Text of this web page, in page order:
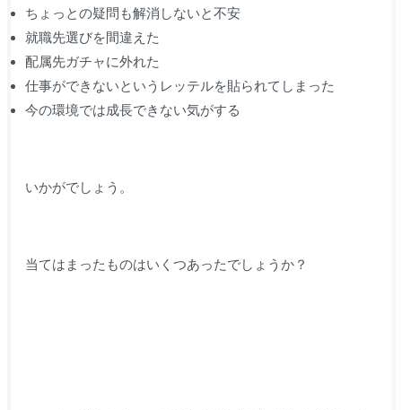
ちょっとの疑問も解消しないと不安
就職先選びを間違えた
配属先ガチャに外れた
仕事ができないというレッテルを貼られてしまった
今の環境では成長できない気がする
いかがでしょう。
当てはまったものはいくつあったでしょうか？